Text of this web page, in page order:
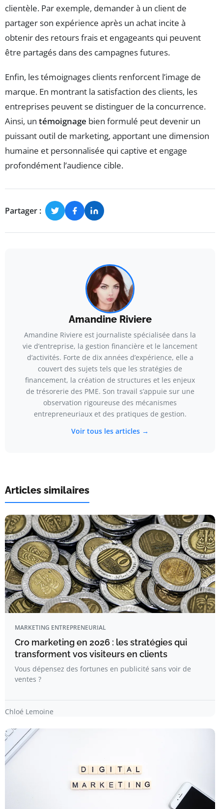
clientèle. Par exemple, demander à un client de
partager son expérience après un achat incite à
obtenir des retours frais et engageants qui peuvent
être partagés dans des campagnes futures.
Enfin, les témoignages clients renforcent l’image de
marque. En montrant la satisfaction des clients, les
entreprises peuvent se distinguer de la concurrence.
Ainsi, un témoignage bien formulé peut devenir un
puissant outil de marketing, apportant une dimension
humaine et personnalisée qui captive et engage
profondément l’audience cible.
Partager :
Amandine Riviere
Amandine Riviere est journaliste spécialisée dans la
vie d’entreprise, la gestion financière et le lancement
d’activités. Forte de dix années d’expérience, elle a
couvert des sujets tels que les stratégies de
financement, la création de structures et les enjeux
de trésorerie des PME. Son travail s’appuie sur une
observation rigoureuse des mécanismes
entrepreneuriaux et des pratiques de gestion.
Voir tous les articles →
Articles similaires
MARKETING ENTREPRENEURIAL
Cro marketing en 2026 : les stratégies qui
transforment vos visiteurs en clients
Vous dépensez des fortunes en publicité sans voir de
ventes ?
Chloé Lemoine